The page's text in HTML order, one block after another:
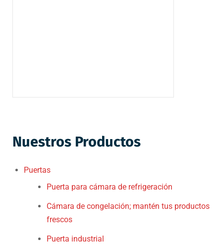
Nuestros Productos
Puertas
Puerta para cámara de refrigeración
Cámara de congelación; mantén tus productos
frescos
Puerta industrial